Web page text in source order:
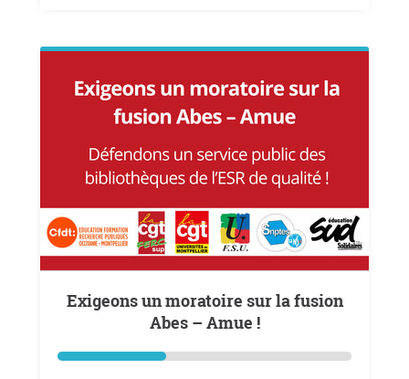
Exigeons un moratoire sur la fusion
Abes – Amue !